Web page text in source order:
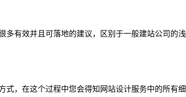
有效并且可落地的建议，区别于一般建站公司的
式，在这个过程中您会得知网站设计服务中的所有